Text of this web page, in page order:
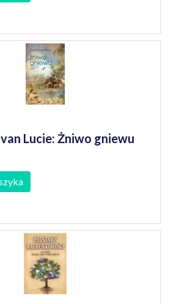
Lucie: Żniwo gniewu